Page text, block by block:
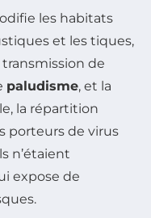
les habitats
et les tiques,
de
paludisme, et la
la répartition
porteurs de virus
n’étaient
expose de